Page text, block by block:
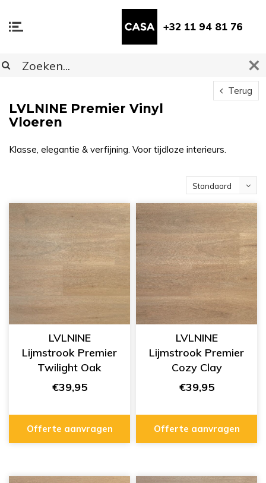
+32 11 94 81 76
Terug
LVLNINE Premier Vinyl
Vloeren
Klasse, elegantie & verfijning. Voor tijdloze interieurs.
Standaard
LVLNINE
Lijmstrook Premier
Twilight Oak
L1201009
€39,95
Offerte aanvragen
LVLNINE
Lijmstrook Premier
Cozy Clay
L1201008
€39,95
Offerte aanvragen